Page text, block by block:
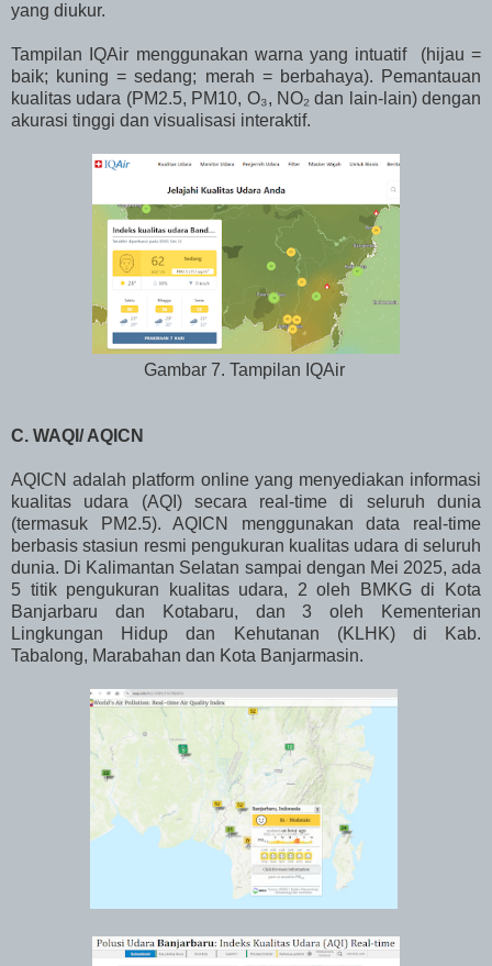
yang diukur.
Tampilan IQAir menggunakan warna yang intuatif (hijau =
baik; kuning = sedang; merah = berbahaya). Pemantauan
kualitas udara (PM2.5, PM10, O₃, NO₂ dan lain-lain) dengan
akurasi tinggi dan visualisasi interaktif.
Gambar 7. Tampilan IQAir
C. WAQI/ AQICN
AQICN adalah platform online yang menyediakan informasi
kualitas udara (AQI) secara real-time di seluruh dunia
(termasuk PM2.5). AQICN menggunakan data real-time
berbasis stasiun resmi pengukuran kualitas udara di seluruh
dunia. Di Kalimantan Selatan sampai dengan Mei 2025, ada
5 titik pengukuran kualitas udara, 2 oleh BMKG di Kota
Banjarbaru dan Kotabaru, dan 3 oleh Kementerian
Lingkungan Hidup dan Kehutanan (KLHK) di Kab.
Tabalong, Marabahan dan Kota Banjarmasin.